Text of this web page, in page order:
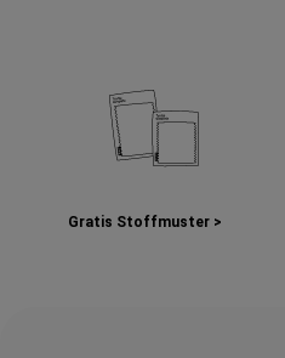
Gratis Stoffmuster >